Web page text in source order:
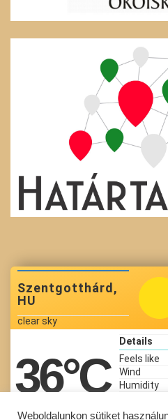
Szentgotthárd,
HU
clear sky
36°C
Details
Feels like
Wind
Humidity
Pressure
Weboldalunkon sütiket